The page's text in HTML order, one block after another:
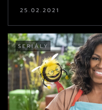
25.02.2021
SERIÁLY